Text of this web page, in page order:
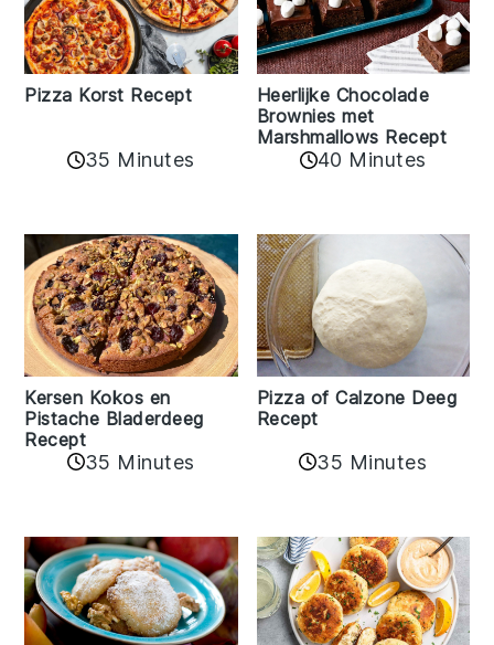
Pizza Korst Recept
35 Minutes
Heerlijke Chocolade
Brownies met
Marshmallows Recept
40 Minutes
Kersen Kokos en
Pistache Bladerdeeg
Recept
35 Minutes
Pizza of Calzone Deeg
Recept
35 Minutes